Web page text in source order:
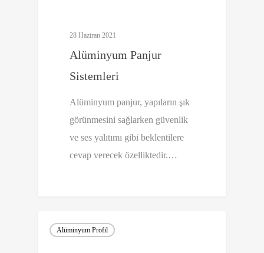
28 Haziran 2021
Alüminyum Panjur
Sistemleri
Alüminyum panjur, yapıların şık
görünmesini sağlarken güvenlik
ve ses yalıtımı gibi beklentilere
cevap verecek özelliktedir.…
Alüminyum Profil